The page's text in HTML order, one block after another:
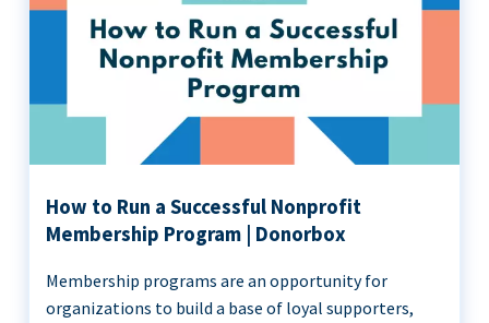
How to Run a Successful Nonprofit
Membership Program | Donorbox
Membership programs are an opportunity for
organizations to build a base of loyal supporters,